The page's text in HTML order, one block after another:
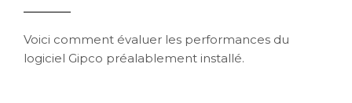
Voici comment évaluer les performances du
logiciel Gipco préalablement installé.